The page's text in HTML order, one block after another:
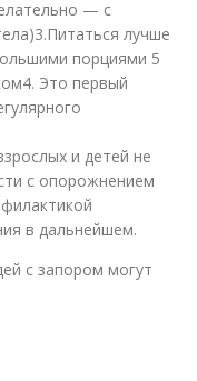
— с
лучше
порциями 5
Это первый
и детей не
с опорожнением
в дальнейшем.
с запором могут